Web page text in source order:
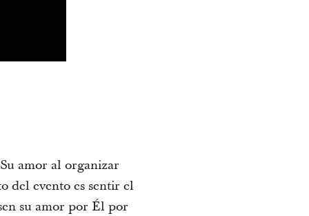
amor al organizar
del evento es sentir el
su amor por Él por